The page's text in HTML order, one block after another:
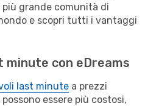
grande comunità di
e scopri tutti i vantaggi
minute con eDreams
last minute a prezzi
essere più costosi,